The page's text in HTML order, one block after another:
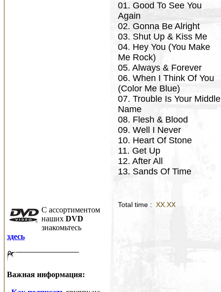
C ассортиментом
наших DVD
знакомьтесь
здесь
Важная информация:
01. Good To See You
Again
02. Gonna Be Alright
03. Shut Up & Kiss Me
04. Hey You (You Make
Me Rock)
05. Always & Forever
06. When I Think Of You
(Color Me Blue)
07. Trouble Is Your Middle
Name
08. Flesh & Blood
09. Well I Never
10. Heart Of Stone
11. Get Up
12. After All
13. Sands Of Time
Total time : XX.XX